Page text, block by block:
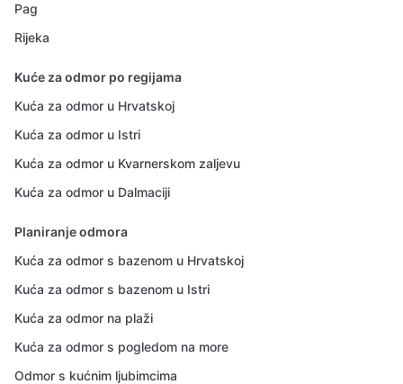
Pag
Rijeka
Kuće za odmor po regijama
Kuća za odmor u Hrvatskoj
Kuća za odmor u Istri
Kuća za odmor u Kvarnerskom zaljevu
Kuća za odmor u Dalmaciji
Planiranje odmora
Kuća za odmor s bazenom u Hrvatskoj
Kuća za odmor s bazenom u Istri
Kuća za odmor na plaži
Kuća za odmor s pogledom na more
Odmor s kućnim ljubimcima